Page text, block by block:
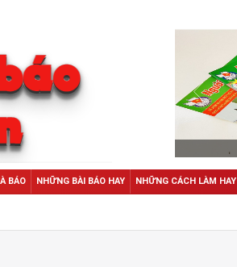
BÁO NHỮNG BÀI BÁO HAY NHỮNG CÁCH LÀM HAY